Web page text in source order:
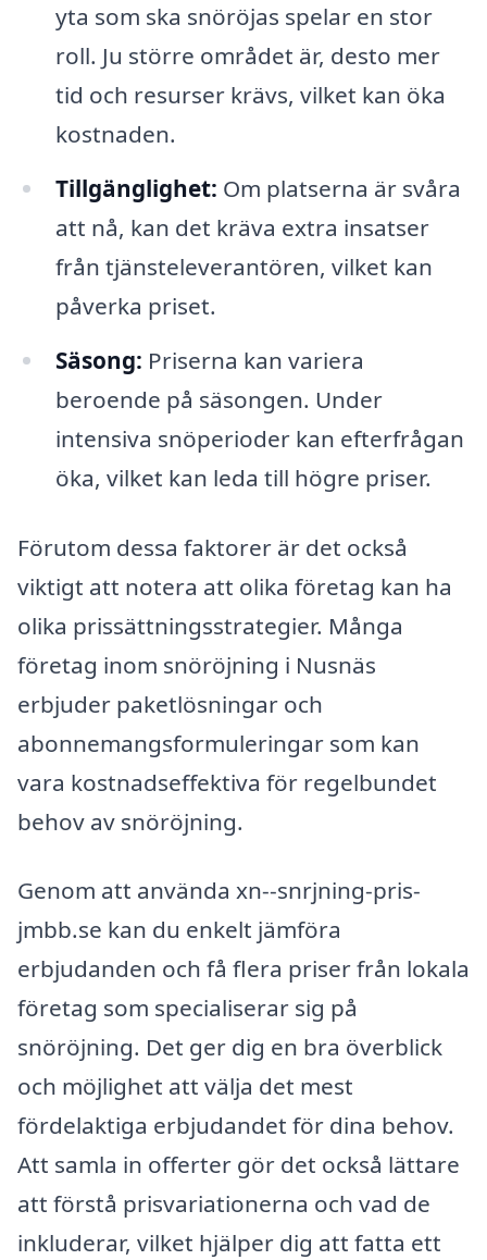
yta som ska snöröjas spelar en stor
roll. Ju större området är, desto mer
tid och resurser krävs, vilket kan öka
kostnaden.
Tillgänglighet: Om platserna är svåra
att nå, kan det kräva extra insatser
från tjänsteleverantören, vilket kan
påverka priset.
Säsong: Priserna kan variera
beroende på säsongen. Under
intensiva snöperioder kan efterfrågan
öka, vilket kan leda till högre priser.
Förutom dessa faktorer är det också
viktigt att notera att olika företag kan ha
olika prissättningsstrategier. Många
företag inom snöröjning i Nusnäs
erbjuder paketlösningar och
abonnemangsformuleringar som kan
vara kostnadseffektiva för regelbundet
behov av snöröjning.
Genom att använda xn--snrjning-pris-
jmbb.se kan du enkelt jämföra
erbjudanden och få flera priser från lokala
företag som specialiserar sig på
snöröjning. Det ger dig en bra överblick
och möjlighet att välja det mest
fördelaktiga erbjudandet för dina behov.
Att samla in offerter gör det också lättare
att förstå prisvariationerna och vad de
inkluderar, vilket hjälper dig att fatta ett